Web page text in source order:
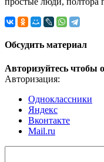
Обсудить материал
Авторизуйтесь чтобы
Авторизация:
Одноклассники
Яндекс
Вконтакте
Mail.ru